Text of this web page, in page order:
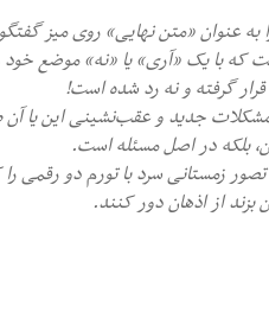
عنوان «متن نهایی» روی میز
که با یک «آری» یا «نه» موضع
گرفته و نه رد شده است!
جدید و عقب‌نشینی این یا
بلکه در اصل مسئله است.
زمستانی سرد با تورم دو رقمی
از اذهان دور کنند.